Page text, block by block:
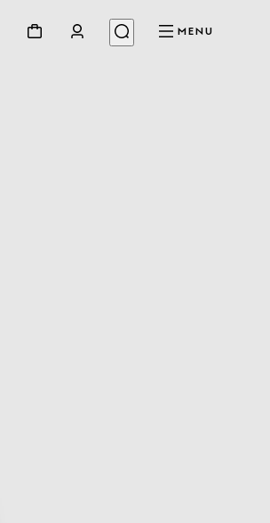
MENU